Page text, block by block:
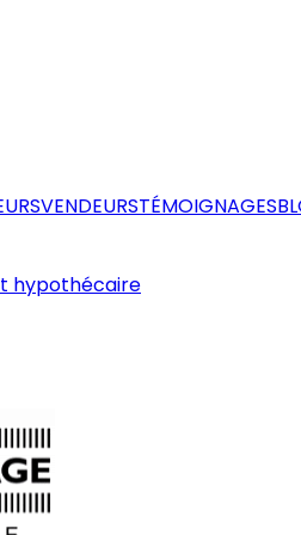
VENDEURSTÉMOIGNAGES
hypothécaire